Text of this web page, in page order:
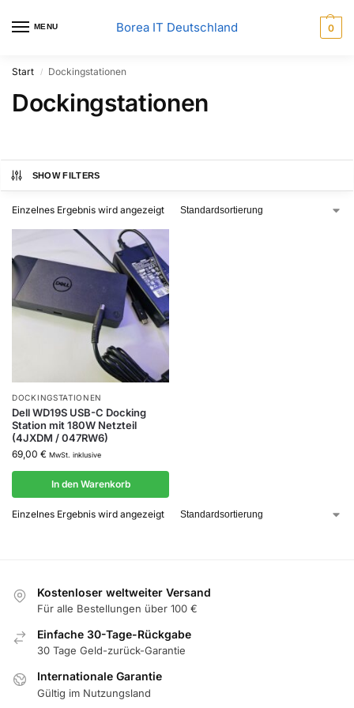
MENU Borea IT Deutschland 0
Start / Dockingstationen
Dockingstationen
SHOW FILTERS
Einzelnes Ergebnis wird angezeigt
DOCKINGSTATIONEN
Dell WD19S USB-C Docking
Station mit 180W Netzteil
(4JXDM / 047RW6)
69,00 € MwSt. inklusive
In den Warenkorb
Einzelnes Ergebnis wird angezeigt
Kostenloser weltweiter Versand
Für alle Bestellungen über 100 €
Einfache 30-Tage-Rückgabe
30 Tage Geld-zurück-Garantie
Internationale Garantie
Gültig im Nutzungsland